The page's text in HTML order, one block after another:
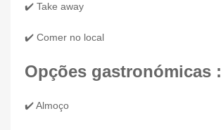
✔️ Take away
✔️ Comer no local
Opções gastronómicas :
✔️ Almoço